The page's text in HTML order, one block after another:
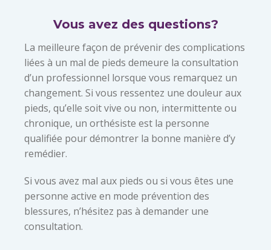
Vous avez des questions?
La meilleure façon de prévenir des complications
liées à un mal de pieds demeure la consultation
d’un professionnel lorsque vous remarquez un
changement. Si vous ressentez une douleur aux
pieds, qu’elle soit vive ou non, intermittente ou
chronique, un orthésiste est la personne
qualifiée pour démontrer la bonne manière d’y
remédier.
Si vous avez mal aux pieds ou si vous êtes une
personne active en mode prévention des
blessures, n’hésitez pas à demander une
consultation.